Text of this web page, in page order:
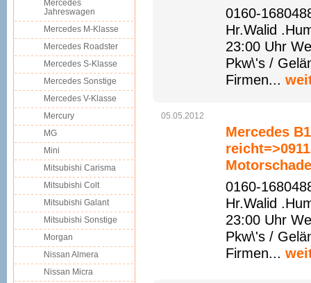
0160-
Hr.Walid
23:00 Uhr
Pkw\'s /
Firmen...
05.05.2012
Mercedes
0160-
Hr.Walid
23:00 Uhr
Pkw\'s /
Firmen...
Mercedes
Jahreswagen
Mercedes M-Klasse
Mercedes Roadster
Mercedes S-Klasse
Mercedes Sonstige
Mercedes V-Klasse
Mercury
MG
Mini
Mitsubishi Carisma
Mitsubishi Colt
Mitsubishi Galant
Mitsubishi Sonstige
Morgan
Nissan Almera
Nissan Micra